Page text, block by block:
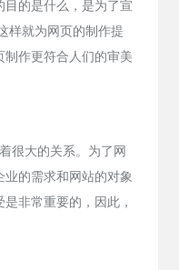
的是什么，是为了宣
样就为网页的制作提
作更符合人们的审美
很大的关系。为了网
的需求和网站的对象
非常重要的，因此，